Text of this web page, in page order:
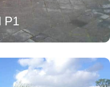
P1